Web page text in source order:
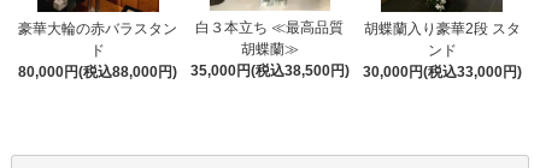
豪華大輪の赤バラスタン
ド
80,000円(税込88,000円)
白３本立ち ≪最高品質
胡蝶蘭≫
35,000円(税込38,500円)
胡蝶蘭入り豪華2段 スタ
ンド
30,000円(税込33,000円)